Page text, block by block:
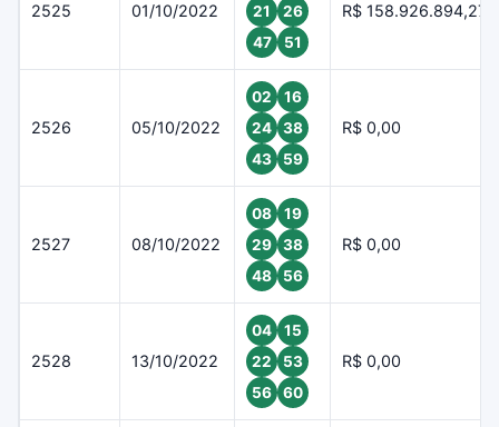
2525 01/10/2022
21
26
47
51
R$ 158.926.894,27
2526 05/10/2022
02
16
24
38
43
59
R$ 0,00
2527 08/10/2022
08
19
29
38
48
56
R$ 0,00
2528 13/10/2022
04
15
22
53
56
60
R$ 0,00